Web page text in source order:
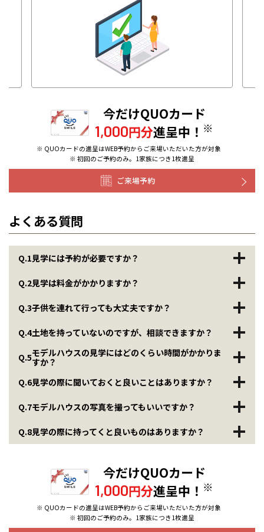
今だけQUOカード
1,000円分進呈中！ ※
※ QUOカードの進呈はWEB予約からご来場いただいた方が対象
※ 初回のご予約のみ。1家族につき1枚進呈
ご来場予約
よくある質問
Q.1見学には予約が必要ですか？
Q.2見学は料金がかかりますか？
Q.3子供を連れて行っても大丈夫ですか？
Q.4土地を持っていないのですが、相談できますか？
Q.5モデルハウスの見学にはどのくらい時間がかかりま
すか？
Q.6見学の際に聞いておくと良いことはありますか？
Q.7モデルハウスの写真を撮ってもいいですか？
Q.8見学の際に持ってくと良いものはありますか？
今だけQUOカード
1,000円分進呈中！ ※
※ QUOカードの進呈はWEB予約からご来場いただいた方が対象
※ 初回のご予約のみ。1家族につき1枚進呈